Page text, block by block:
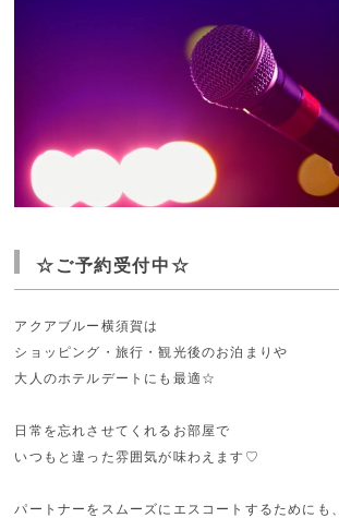
☆ご予約受付中☆
アクアブルー横須賀は
ショッピング・旅行・観光後のお泊まりや
大人のホテルデートにも最適☆
日常を忘れさせてくれるお部屋で
いつもと違った雰囲気が味わえます♡
パートナーをスムーズにエスコートするためにも、